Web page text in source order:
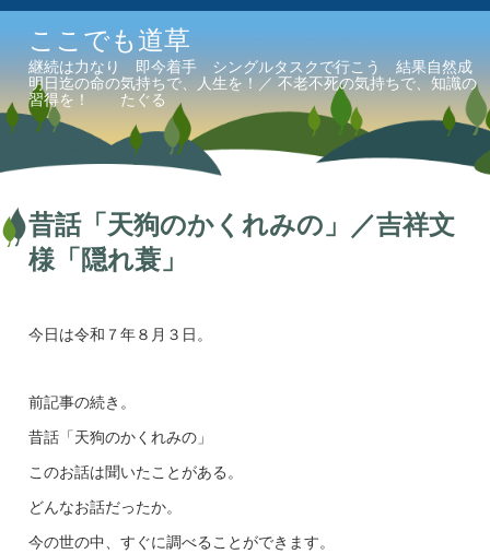
ここでも道草
継続は力なり 即今着手 シングルタスクで行こう 結果自然成
明日迄の命の気持ちで、人生を！／ 不老不死の気持ちで、知識の
習得を！ たぐる
昔話「天狗のかくれみの」／吉祥文
様「隠れ蓑」
今日は令和７年８月３日。
前記事の続き。
昔話「天狗のかくれみの」
このお話は聞いたことがある。
どんなお話だったか。
今の世の中、すぐに調べることができます。